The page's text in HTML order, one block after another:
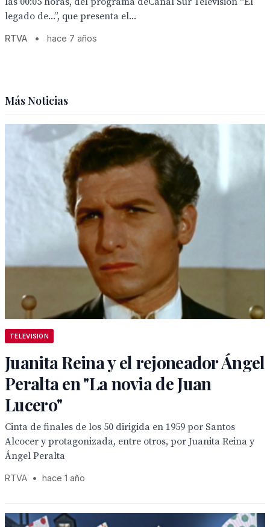
legado de...”, que presenta el...
RTVA • hace 7 años
Más Noticias
TELEVISION
Juanita Reina y el rejoneador Ángel
Peralta en "La novia de Juan
Lucero"
Cinta de finales de los 50 dirigida en 1959 por Santos
Alcocer y protagonizada, entre otros, por Juanita Reina y
Ángel Peralta
RTVA • hace 1 año